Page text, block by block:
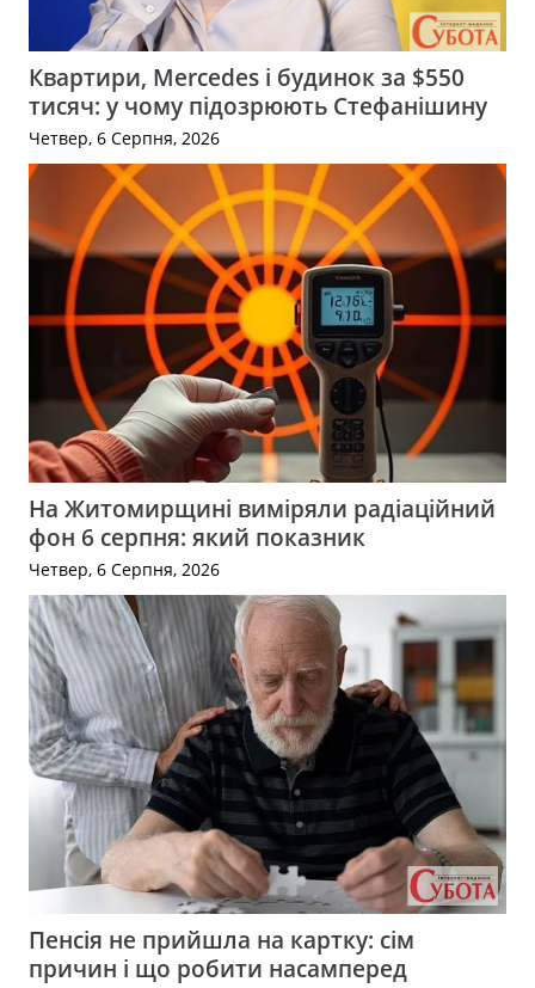
Квартири, Mercedes і будинок за $550
тисяч: у чому підозрюють Стефанішину
Четвер, 6 Серпня, 2026
На Житомирщині виміряли радіаційний
фон 6 серпня: який показник
Четвер, 6 Серпня, 2026
Пенсія не прийшла на картку: сім
причин і що робити насамперед